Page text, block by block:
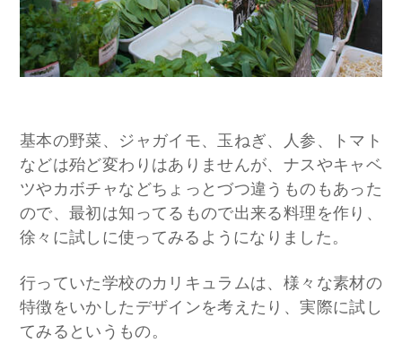
​基本の野菜、ジャガイモ、玉ねぎ、人参、トマト
などは殆ど変わりはありませんが、ナスやキャベ
ツやカボチャなどちょっとづつ違うものもあった
ので、最初は知ってるもので出来る料理を作り、
徐々に試しに使ってみるようになりました。
​行っていた学校のカリキュラムは、様々な素材の
特徴をいかしたデザインを考えたり、実際に試し
てみるというもの。